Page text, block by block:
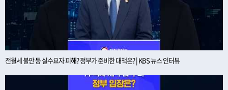
전월세 불안 등 실수요자 피해? 정부가 준비한 대책은? | KBS 뉴스 인터뷰